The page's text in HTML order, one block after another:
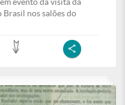
Brasil nos salões do